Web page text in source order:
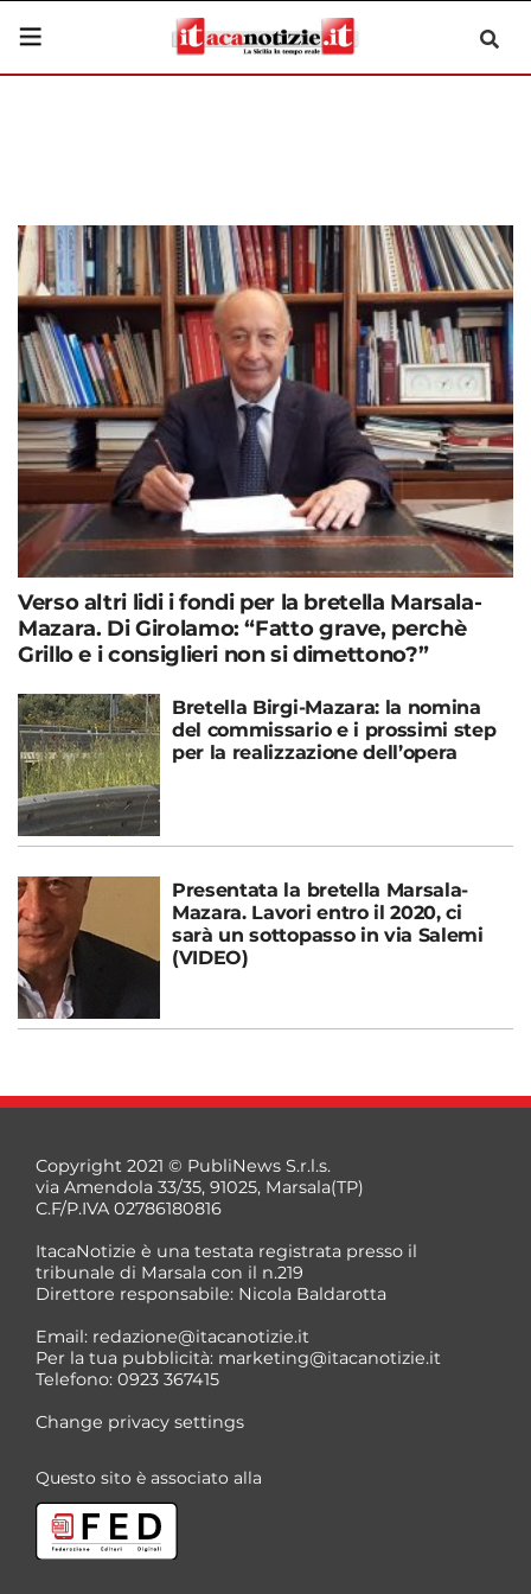
Verso altri lidi i fondi per la bretella Marsala-
Mazara. Di Girolamo: “Fatto grave, perchè
Grillo e i consiglieri non si dimettono?”
Bretella Birgi-Mazara: la nomina
del commissario e i prossimi step
per la realizzazione dell’opera
Presentata la bretella Marsala-
Mazara. Lavori entro il 2020, ci
sarà un sottopasso in via Salemi
(VIDEO)
Copyright 2021 © PubliNews S.r.l.s.
via Amendola 33/35, 91025, Marsala(TP)
C.F/P.IVA 02786180816
ItacaNotizie è una testata registrata presso il
tribunale di Marsala con il n.219
Direttore responsabile: Nicola Baldarotta
Email: redazione@itacanotizie.it
Per la tua pubblicità: marketing@itacanotizie.it
Telefono: 0923 367415
Change privacy settings
Questo sito è associato alla